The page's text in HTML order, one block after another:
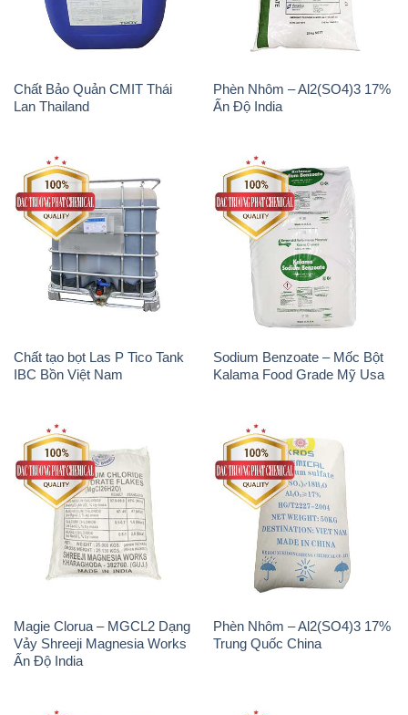
Chất Bảo Quản CMIT Thái
Lan Thailand
Phèn Nhôm – Al2(SO4)3 17%
Ấn Độ India
Chất tạo bọt Las P Tico Tank
IBC Bồn Việt Nam
Sodium Benzoate – Mốc Bột
Kalama Food Grade Mỹ Usa
Magie Clorua – MGCL2 Dạng
Vảy Shreeji Magnesia Works
Ấn Độ India
Phèn Nhôm – Al2(SO4)3 17%
Trung Quốc China